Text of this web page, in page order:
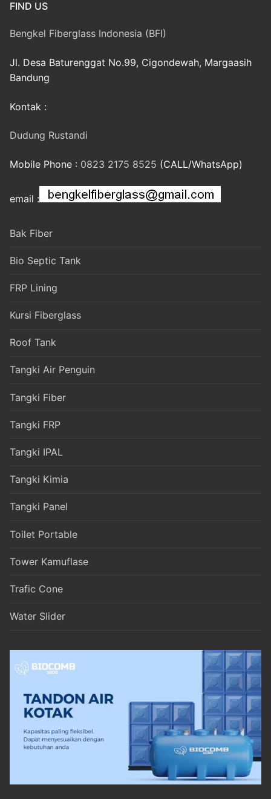
FIND US
Bengkel Fiberglass Indonesia (BFI)
Jl. Desa Baturenggat No.99, Cigondewah, Margaasih
Bandung
Kontak :
Dudung Rustandi
Mobile Phone : 0823 2175 8525 (CALL/WhatsApp)
email :
Bak Fiber
Bio Septic Tank
FRP Lining
Kursi Fiberglass
Roof Tank
Tangki Air Penguin
Tangki Fiber
Tangki FRP
Tangki IPAL
Tangki Kimia
Tangki Panel
Toilet Portable
Tower Kamuflase
Trafic Cone
Water Slider